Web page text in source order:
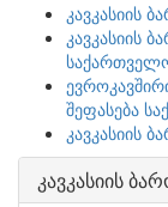
კავკასიის
კავკასიის
შეფასება
კავკასიის
კავკასიის